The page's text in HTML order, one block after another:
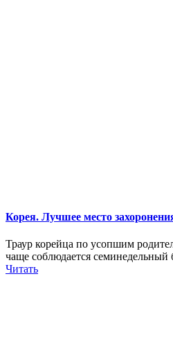
Корея. Лучшее место
Траур корейца по усопшим
чаще соблюдается семинедельный
Читать